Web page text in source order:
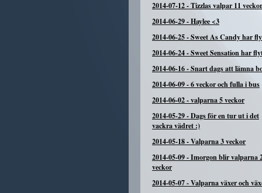
2014-07-12-Tizzlas valpar 11 veckor
2014-06-29-Haylee <3
2014-06-25-Sweet As Candy har
2014-06-24-Sweet Sensation har
2014-06-16-Snart dags att lämna
2014-06-09-6 veckor och fulla i bus
2014-06-02-valparna 5 veckor
2014-05-29-Dags för en tur ut i det
vackra vädret :)
2014-05-18-Valparna 3 veckor
2014-05-09-Imorgon blir valparna
veckor
2014-05-07-Valparna växer och